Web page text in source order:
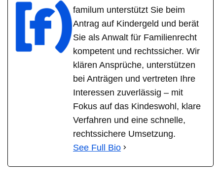
familum unterstützt Sie beim
Antrag auf Kindergeld und berät
Sie als Anwalt für Familienrecht
kompetent und rechtssicher. Wir
klären Ansprüche, unterstützen
bei Anträgen und vertreten Ihre
Interessen zuverlässig – mit
Fokus auf das Kindeswohl, klare
Verfahren und eine schnelle,
rechtssichere Umsetzung.
See Full Bio